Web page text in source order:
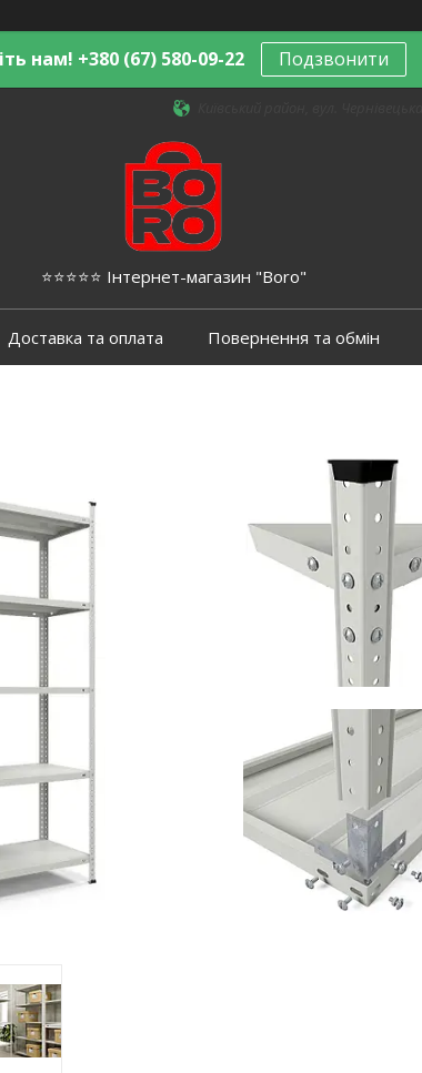
нам! +380 (67) 580-09-22 Подзвонити
⭐️⭐️⭐️⭐️⭐️ Інтернет-магазин "Boro"
Доставка та оплата Повернення та обмін